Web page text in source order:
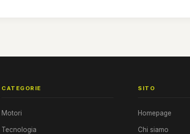
CATEGORIE
Motori
Tecnologia
SITO
Homepage
Chi siamo